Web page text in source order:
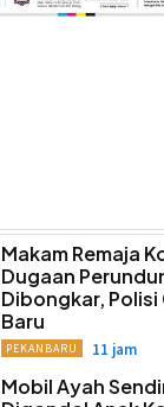
Makam Remaja
Dugaan
Dibongkar, Polisi
Baru
PEKANBARU 11 jam
Mobil Ayah